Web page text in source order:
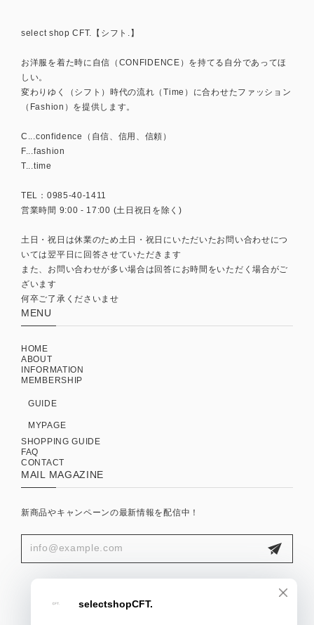
select shop CFT.【シフト.】
お洋服を着た時に自信（CONFIDENCE）を持てる自分であってほ
しい。
変わりゆく（シフト）時代の流れ（Time）に合わせたファッション
（Fashion）を提供します。
C...confidence（自信、信用、信頼）
F...fashion
T...time
TEL：0985-40-1411
営業時間 9:00 - 17:00 (土日祝日を除く)
土日・祝日は休業のため土日・祝日にいただいたお問い合わせにつ
いては翌平日に回答させていただきます
また、お問い合わせが多い場合は回答にお時間をいただく場合がご
ざいます
何卒ご了承くださいませ
MENU
HOME
ABOUT
INFORMATION
MEMBERSHIP
GUIDE
MYPAGE
SHOPPING GUIDE
FAQ
CONTACT
MAIL MAGAZINE
新商品やキャンペーンの最新情報を配信中！